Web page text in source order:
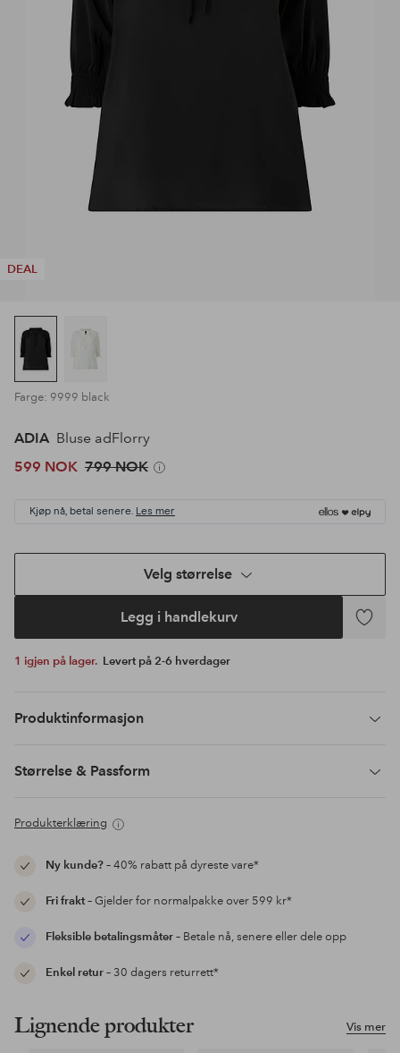
DEAL
Farge: 9999 black
ADIA Bluse adFlorry
599 NOK 799 NOK
Kjøp nå, betal senere. Les mer
Velg størrelse
Legg i handlekurv
Legg
1 igjen på lager. Levert på 2-6 hverdager
Produktinformasjon
Størrelse & Passform
Produkterklæring
Ny kunde?– 40% rabatt på dyreste vare*
Fri frakt– Gjelder for normalpakke over 599 kr*
Fleksible betalingsmåter– Betale nå, senere eller dele opp
Enkel retur– 30 dagers returrett*
Vis mer
Lignende produkter